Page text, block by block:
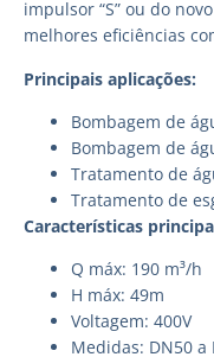
impulsor “S” ou do
melhores eficiências
Principais aplicações:
Bombagem de
Bombagem de
Tratamento de
Tratamento de
Características
Q máx: 190 m³/h
H máx: 49m
Voltagem: 400V
Medidas: DN50 a